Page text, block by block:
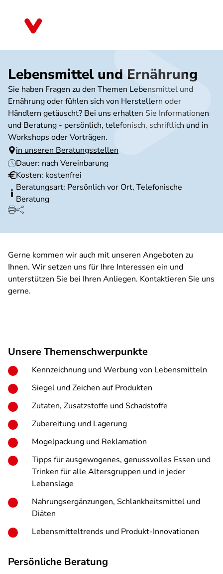
Lebensmittel und Ernährung
Sie haben Fragen zu den Themen Lebensmittel und
Ernährung oder fühlen sich von Herstellern oder
Händlern getäuscht? Bei uns erhalten Sie Informationen
und Beratung - persönlich, telefonisch, schriftlich und in
Workshops oder Vorträgen.
in unseren Beratungsstellen
Dauer: nach Vereinbarung
Kosten: kostenfrei
Beratungsart: Persönlich vor Ort, Telefonische
Beratung
Gerne kommen wir auch mit unseren Angeboten zu
Ihnen. Wir setzen uns für Ihre Interessen ein und
unterstützen Sie bei Ihren Anliegen. Kontaktieren Sie uns
gerne.
Unsere Themenschwerpunkte
Kennzeichnung und Werbung von Lebensmitteln
Siegel und Zeichen auf Produkten
Zutaten, Zusatzstoffe und Schadstoffe
Zubereitung und Lagerung
Mogelpackung und Reklamation
Tipps für ausgewogenes, genussvolles Essen und
Trinken für alle Altersgruppen und in jeder
Lebenslage
Nahrungsergänzungen, Schlankheitsmittel und
Diäten
Lebensmitteltrends und Produkt-Innovationen
Persönliche Beratung